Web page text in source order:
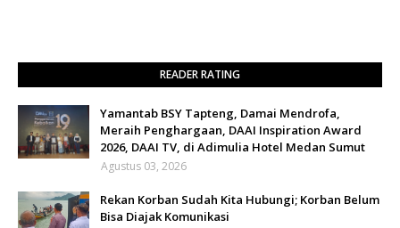
READER RATING
Yamantab BSY Tapteng, Damai Mendrofa,
Meraih Penghargaan, DAAI Inspiration Award
2026, DAAI TV, di Adimulia Hotel Medan Sumut
Agustus 03, 2026
Rekan Korban Sudah Kita Hubungi; Korban Belum
Bisa Diajak Komunikasi